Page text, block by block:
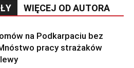
WIĘCEJ OD AUTORA
na Podkarpaciu bez
pracy strażaków